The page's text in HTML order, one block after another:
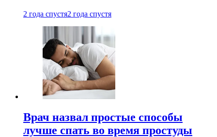
2 года спустя2 года спустя
Врач назвал простые способы
лучше спать во время простуды